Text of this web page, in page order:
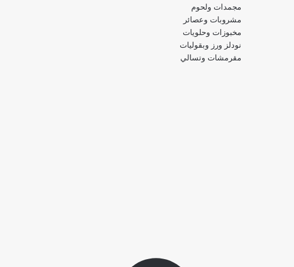
مجمدات ولحوم
مشروبات وعصائر
مخبوزات وحلويات
نودلز ورز وبقوليات
مقرمشات وتسالي